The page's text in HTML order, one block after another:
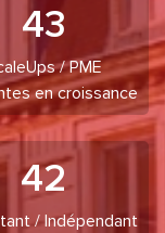
43
/ PME
en croissance
42
/ Indépendant